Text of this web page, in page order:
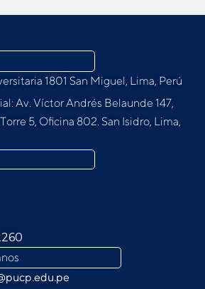
1801 San Miguel, Lima, Perú
Av. Víctor Andrés Belaunde 147,
5, Oﬁcina 802. San Isidro, Lima,